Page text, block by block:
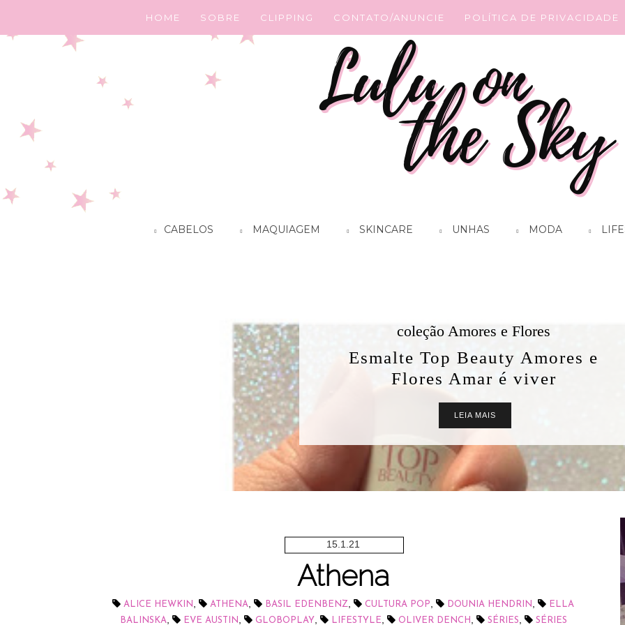
HOME SOBRE CLIPPING CONTATO/ANUNCIE POLÍTICA DE PRIVACIDADE
CABELOS MAQUIAGEM SKINCARE UNHAS MODA
coleção Amores e Flores
Esmalte Top Beauty Amores e
Flores Amar é viver
LEIA MAIS
15.1.21
Athena
ALICE HEWKIN ATHENA BASIL EDENBENZ CULTURA POP DOUNIA HENDRIN
ELLA
BALINSKA
EVE AUSTIN GLOBOPLAY, LIFESTYLE OLIVER DENCH SÉRIES SÉRIES